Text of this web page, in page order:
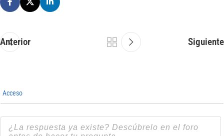
Anterior Siguiente
Acceso